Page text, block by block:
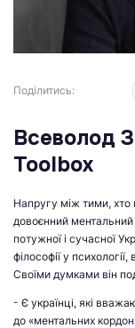
Поділитись:
Всеволод
Toolbox
Напругу між тими, хто
довоєнний ментальний
потужної і сучасної
філософії у
Своїми думками він
- Є українці, які
до «ментальних